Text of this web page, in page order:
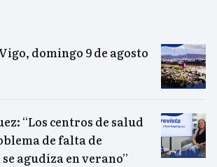
domingo 9 de agosto
“Los centros de salud
de falta de
agudiza en verano”